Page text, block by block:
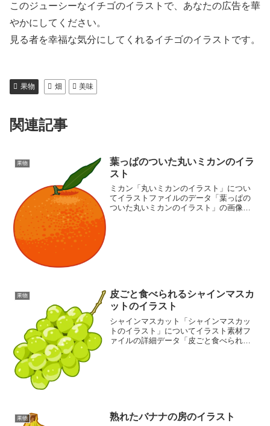
このジューシーなイチゴのイラストで、あなたの広告を華
やかにしてください。
見る者を幸福な気分にしてくれるイチゴのイラストです。
果物 畑 美味
関連記事
果物
葉っぱのついた丸いミカンのイラ
スト
ミカン「丸いミカンのイラスト」につい
てイラストファイルのデータ「葉っぱの
ついた丸いミカンのイラスト」の画像フ
果物
皮ごと食べられるシャインマスカ
ットのイラスト
シャインマスカット「シャインマスカッ
トのイラスト」についてイラスト素材フ
ァイルの詳細データ「皮ごと食べられる
果物 熟れたバナナの房のイラスト